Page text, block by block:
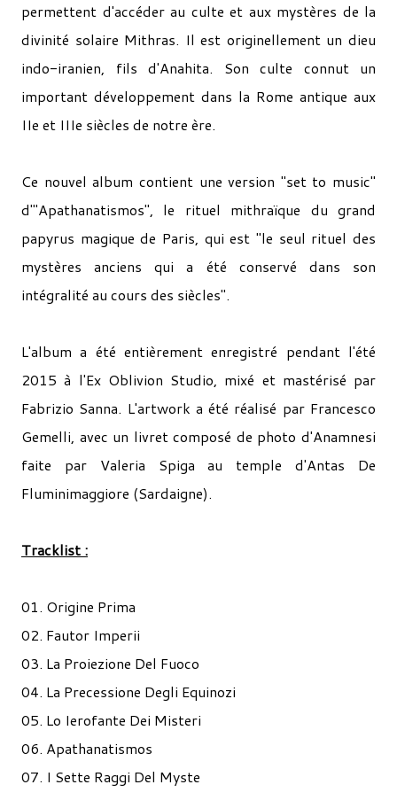
permettent d'accéder au culte et aux mystères de la
divinité solaire Mithras. Il est originellement un dieu
indo-iranien, fils d'Anahita. Son culte connut un
important développement dans la Rome antique aux
IIe et IIIe siècles de notre ère.
Ce nouvel album contient une version "set to music"
d'"Apathanatismos", le rituel mithraïque du grand
papyrus magique de Paris, qui est "le seul rituel des
mystères anciens qui a été conservé dans son
intégralité au cours des siècles".
L'album a été entièrement enregistré pendant l'été
2015 à l'Ex Oblivion Studio, mixé et mastérisé par
Fabrizio Sanna. L'artwork a été réalisé par Francesco
Gemelli, avec un livret composé de photo d'Anamnesi
faite par Valeria Spiga au temple d'Antas De
Fluminimaggiore (Sardaigne).
Tracklist :
01. Origine Prima
02. Fautor Imperii
03. La Proiezione Del Fuoco
04. La Precessione Degli Equinozi
05. Lo Ierofante Dei Misteri
06. Apathanatismos
07. I Sette Raggi Del Myste